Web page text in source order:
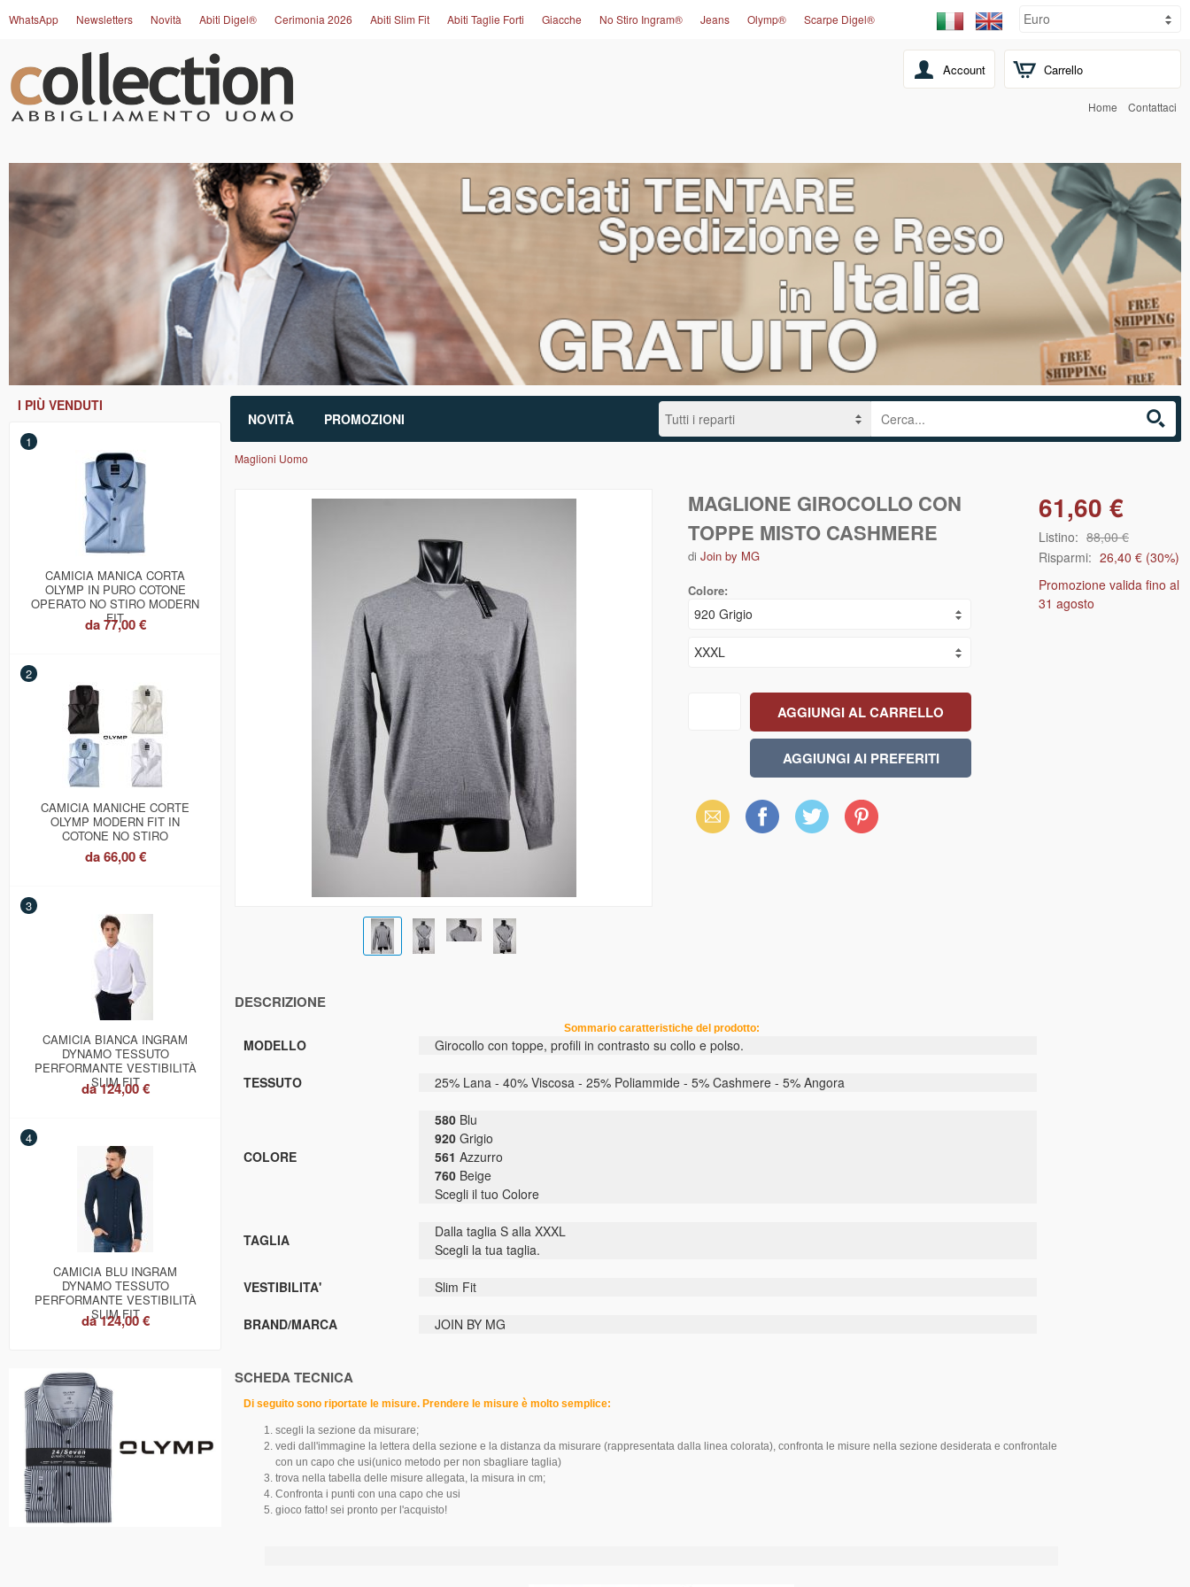
Carrello
WhatsApp Newsletters Novità Abiti Digel® Cerimonia 2026 Abiti Slim Fit Abiti Taglie Forti Giacche No Stiro Ingram® Jeans Olymp® Scarpe Digel®
Account
Home Contattaci
NOVITÀ PROMOZIONI
I PIÙ VENDUTI
1
CAMICIA MANICA CORTA
OLYMP IN PURO COTONE
OPERATO NO STIRO MODERN
FIT
da77,00 €
2
CAMICIA MANICHE CORTE
OLYMP MODERN FIT IN
COTONE NO STIRO
da66,00 €
3
CAMICIA BIANCA INGRAM
DYNAMO TESSUTO
PERFORMANTE VESTIBILITÀ
SLIM FIT
da124,00 €
4
CAMICIA BLU INGRAM
DYNAMO TESSUTO
PERFORMANTE VESTIBILITÀ
SLIM FIT
da124,00 €
Maglioni Uomo
MAGLIONE GIROCOLLO CON
TOPPE MISTO CASHMERE
di Join by MG
Colore:
61,60 €
Listino: 88,00 €
Risparmi: 26,40 € (30%)
Promozione valida fino al
31 agosto
Email Facebook X Pinterest
DESCRIZIONE
Sommario caratteristiche del prodotto:
MODELLO Girocollo con toppe, profili in contrasto su collo e polso.
TESSUTO 25% Lana - 40% Viscosa - 25% Poliammide - 5% Cashmere - 5% Angora
COLORE
580 Blu
920 Grigio
561 Azzurro
760 Beige
Scegli il tuo Colore
TAGLIA
Dalla taglia S alla XXXL
Scegli la tua taglia.
VESTIBILITA' Slim Fit
BRAND/MARCA JOIN BY MG
SCHEDA TECNICA
Di seguito sono riportate le misure. Prendere le misure è molto semplice:
scegli la sezione da misurare;
vedi dall'immagine la lettera della sezione e la distanza da misurare (rappresentata dalla linea colorata), confronta le misure nella sezione desiderata e confrontale
con un capo che usi(unico metodo per non sbagliare taglia)
trova nella tabella delle misure allegata, la misura in cm;
Confronta i punti con una capo che usi
gioco fatto! sei pronto per l'acquisto!